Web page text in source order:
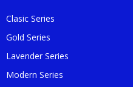
Clasic Series
Gold Series
Lavender Series
Modern Series